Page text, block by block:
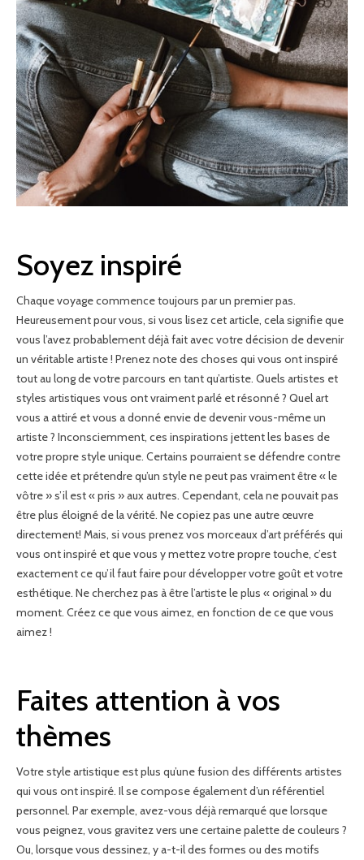
Soyez inspiré
Chaque voyage commence toujours par un premier pas.
Heureusement pour vous, si vous lisez cet article, cela signifie que
vous l’avez probablement déjà fait avec votre décision de devenir
un véritable artiste ! Prenez note des choses qui vous ont inspiré
tout au long de votre parcours en tant qu’artiste. Quels artistes et
styles artistiques vous ont vraiment parlé et résonné ? Quel art
vous a attiré et vous a donné envie de devenir vous-même un
artiste ? Inconsciemment, ces inspirations jettent les bases de
votre propre style unique. Certains pourraient se défendre contre
cette idée et prétendre qu’un style ne peut pas vraiment être « le
vôtre » s’il est « pris » aux autres. Cependant, cela ne pouvait pas
être plus éloigné de la vérité. Ne copiez pas une autre œuvre
directement! Mais, si vous prenez vos morceaux d’art préférés qui
vous ont inspiré et que vous y mettez votre propre touche, c’est
exactement ce qu’il faut faire pour développer votre goût et votre
esthétique. Ne cherchez pas à être l’artiste le plus « original » du
moment. Créez ce que vous aimez, en fonction de ce que vous
aimez !
Faites attention à vos
thèmes
Votre style artistique est plus qu’une fusion des différents artistes
qui vous ont inspiré. Il se compose également d’un référentiel
personnel. Par exemple, avez-vous déjà remarqué que lorsque
vous peignez, vous gravitez vers une certaine palette de couleurs ?
Ou, lorsque vous dessinez, y a-t-il des formes ou des motifs